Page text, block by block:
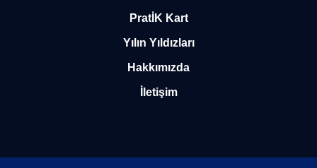
PratİK Kart
Yılın Yıldızları
Hakkımızda
İletişim